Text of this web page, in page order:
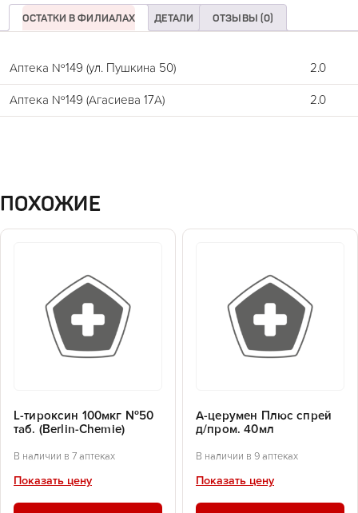
ОСТАТКИ В ФИЛИАЛАХ ДЕТАЛИ ОТЗЫВЫ (0)
Аптека №149 (ул. Пушкина 50) 2.0
Аптека №149 (Агасиева 17А) 2.0
ПОХОЖИЕ
L-тироксин 100мкг №50
таб. (Berlin-Chemie)
В наличии в 7 аптеках
Показать цену
А-церумен Плюс спрей
д/пром. 40мл
В наличии в 9 аптеках
Показать цену